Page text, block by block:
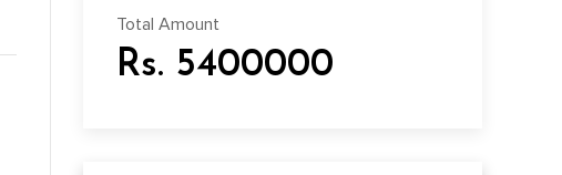
Total Amount
Rs. 5400000